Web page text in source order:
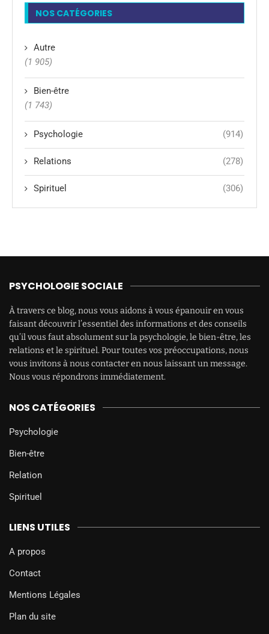
NOS CATÉGORIES
Autre
(1 905)
Bien-être
(1 743)
Psychologie (914)
Relations (278)
Spirituel (306)
PSYCHOLOGIE SOCIALE
À travers ce blog, nous vous aidons à vous épanouir en vous
faisant découvrir l’essentiel des informations et des conseils
qu’il vous faut absolument sur la psychologie, le bien-être, les
relations et le spirituel. Pour toutes vos préoccupations, nous
vous invitons à nous contacter en nous laissant un message.
Nous vous répondrons immédiatement.
NOS CATÉGORIES
Psychologie
Bien-être
Relation
Spirituel
LIENS UTILES
A propos
Contact
Mentions Légales
Plan du site